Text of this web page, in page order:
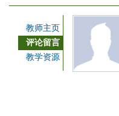
教师主页
评论留言
教学资源